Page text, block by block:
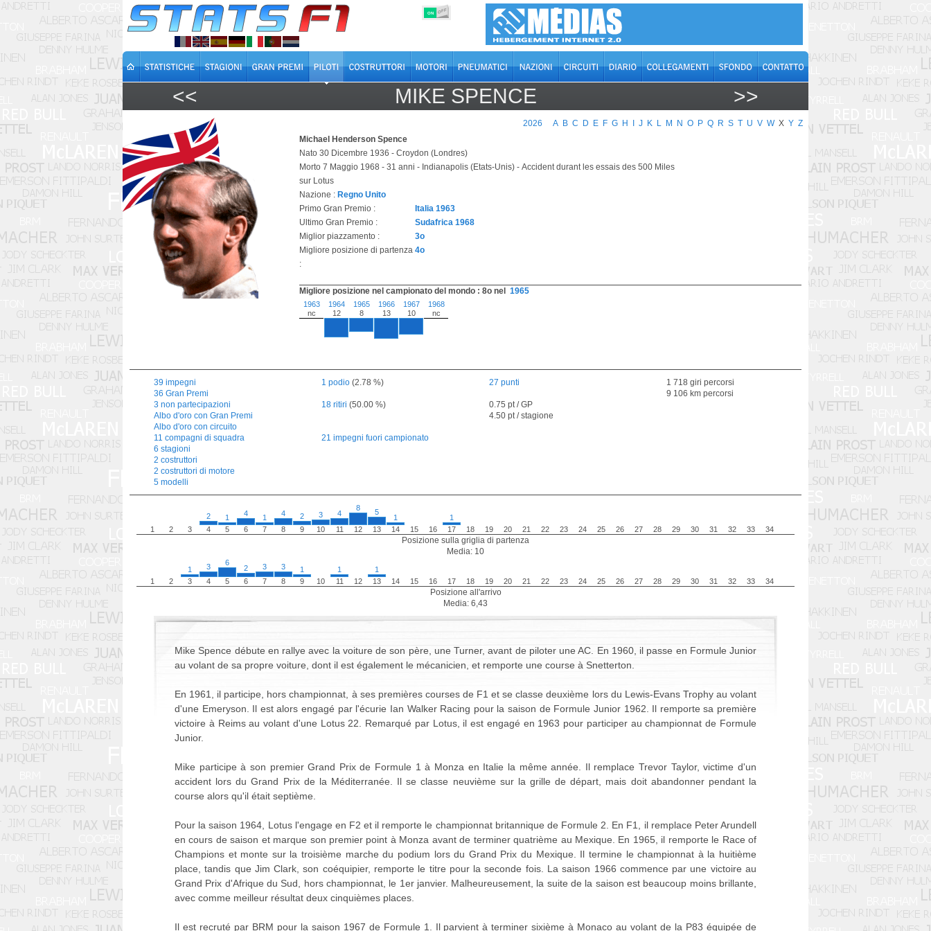
ON OFF
<< MIKE SPENCE >>
2026 A B C D E F G H J K L M N O P Q R S T U V W X Y Z
Michael Henderson Spence
Nato 30 Dicembre 1936 - Croydon (Londres)
Morto 7 Maggio 1968 - 31 anni - Indianapolis (Etats-Unis) - Accident durant les essais des 500 Miles
sur Lotus
Nazione : Regno Unito
Primo Gran Premio :
Italia 1963
Ultimo Gran Premio :
Sudafrica 1968
Miglior piazzamento :
3o
Migliore posizione di partenza
:
4o
Migliore posizione nel campionato del mondo : 8o nel 1965
1963
nc
1964
12
1965
8
1966
13
1967
10
1968
nc
39 impegni
36 Gran Premi
3 non partecipazioni
Albo d'oro con Gran Premi
Albo d'oro con circuito
11 compagni di squadra
6 stagioni
2 costruttori
2 costruttori di motore
5 modelli
1 podio (2.78 %)
18 ritiri (50.00 %)
21 impegni fuori campionato
27 punti
0.75 pt / GP
4.50 pt / stagione
1 718 giri percorsi
9 106 km percorsi
1 2 3
2
4
1
5
4
6
1
7
4
8
2
9
3
10
4
11
8
12
5
13
1
14
15 16
1
17
18 19 20 21 22 23 24 25 26 27 28 29 30 31 32 33 34
Posizione sulla griglia di partenza
Media: 10
1 2
1
3
3
4
6
5
2
6
3
7
3
8
1
9
10
1
11
12
1
13
14 15 16 17 18 19 20 21 22 23 24 25 26 27 28 29 30 31 32 33 34
Posizione all'arrivo
Media: 6,43
Mike Spence débute en rallye avec la voiture de son père, une Turner, avant de piloter une AC. En 1960, il passe en Formule Junior
au volant de sa propre voiture, dont il est également le mécanicien, et remporte une course à Snetterton.
En 1961, il participe, hors championnat, à ses premières courses de F1 et se classe deuxième lors du Lewis-Evans Trophy au volant
d'une Emeryson. Il est alors engagé par l'écurie Ian Walker Racing pour la saison de Formule Junior 1962. Il remporte sa première
victoire à Reims au volant d'une Lotus 22. Remarqué par Lotus, il est engagé en 1963 pour participer au championnat de Formule
Junior.
Mike participe à son premier Grand Prix de Formule 1 à Monza en Italie la même année. Il remplace Trevor Taylor, victime d'un
accident lors du Grand Prix de la Méditerranée. Il se classe neuvième sur la grille de départ, mais doit abandonner pendant la
course alors qu'il était septième.
Pour la saison 1964, Lotus l'engage en F2 et il remporte le championnat britannique de Formule 2. En F1, il remplace Peter Arundell
en cours de saison et marque son premier point à Monza avant de terminer quatrième au Mexique. En 1965, il remporte le Race of
Champions et monte sur la troisième marche du podium lors du Grand Prix du Mexique. Il termine le championnat à la huitième
place, tandis que Jim Clark, son coéquipier, remporte le titre pour la seconde fois. La saison 1966 commence par une victoire au
Grand Prix d'Afrique du Sud, hors championnat, le 1er janvier. Malheureusement, la suite de la saison est beaucoup moins brillante,
avec comme meilleur résultat deux cinquièmes places.
Il est recruté par BRM pour la saison 1967 de Formule 1. Il parvient à terminer sixième à Monaco au volant de la P83 équipée de